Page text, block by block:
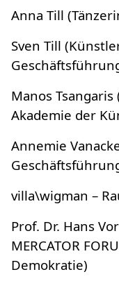
Anna Till
Sven Till
Manos
Akademie der
Annemie
villa\wigman –
Prof. Dr. Hans
MERCATOR
Demokratie)